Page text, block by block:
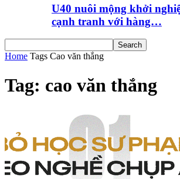
U40 nuôi mộng khởi
cạnh tranh với hàng…
Home Tags Cao văn thắng
Tag: cao văn thắng